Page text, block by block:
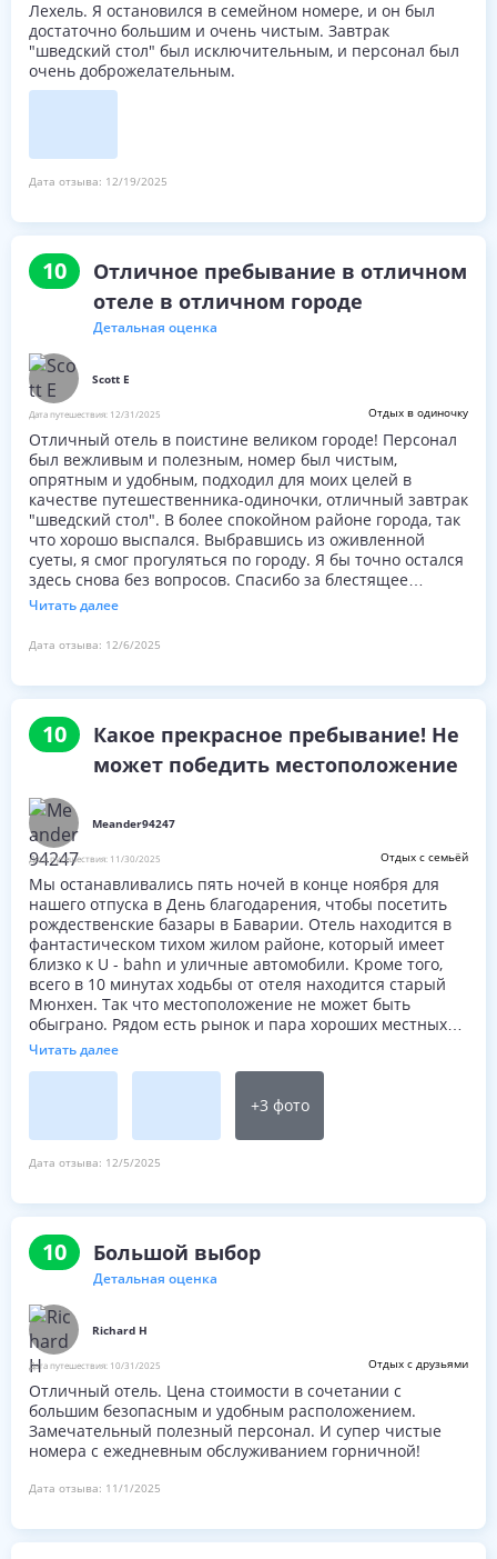
Лехель. Я остановился в семейном номере, и он был
достаточно большим и очень чистым. Завтрак
"шведский стол" был исключительным, и персонал был
очень доброжелательным.
Дата отзыва: 12/19/2025
10
Отличное пребывание в отличном
отеле в отличном городе
Детальная оценка
Scott E
Дата путешествия: 12/31/2025 Отдых в одиночку
Отличный отель в поистине великом городе! Персонал
был вежливым и полезным, номер был чистым,
опрятным и удобным, подходил для моих целей в
качестве путешественника-одиночки, отличный завтрак
"шведский стол". В более спокойном районе города, так
что хорошо выспался. Выбравшись из оживленной
суеты, я смог прогуляться по городу. Я бы точно остался
здесь снова без вопросов. Спасибо за блестящее
пребывание!
Читать далее
Дата отзыва: 12/6/2025
10
Какое прекрасное пребывание! Не
может победить местоположение
Meander94247
Дата путешествия: 11/30/2025 Отдых с семьёй
Мы останавливались пять ночей в конце ноября для
нашего отпуска в День благодарения, чтобы посетить
рождественские базары в Баварии. Отель находится в
фантастическом тихом жилом районе, который имеет
близко к U - bahn и уличные автомобили. Кроме того,
всего в 10 минутах ходьбы от отеля находится старый
Мюнхен. Так что местоположение не может быть
обыграно. Рядом есть рынок и пара хороших местных
(не туристических) закусочных. Что касается номера, то
мы семья из 4 человек с двумя подростками. За
который работал идеально для нас. В номере нет
остались снова.
Читать далее
+3 фото
Дата отзыва: 12/5/2025
10 Большой выбор
Детальная оценка
Richard H
Дата путешествия: 10/31/2025 Отдых с друзьями
Отличный отель. Цена стоимости в сочетании с
большим безопасным и удобным расположением.
Замечательный полезный персонал. И супер чистые
номера с ежедневным обслуживанием горничной!
Дата отзыва: 11/1/2025